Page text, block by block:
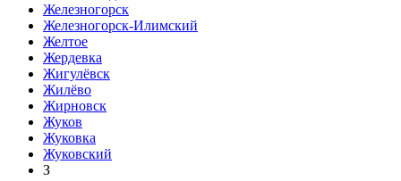
Железногорск
Железногорск-Илимский
Желтое
Жердевка
Жигулёвск
Жилёво
Жирновск
Жуков
Жуковка
Жуковский
З